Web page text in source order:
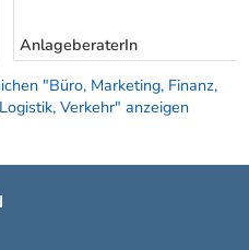
AnlageberaterIn
"Büro, Marketing, Finanz,
Verkehr" anzeigen